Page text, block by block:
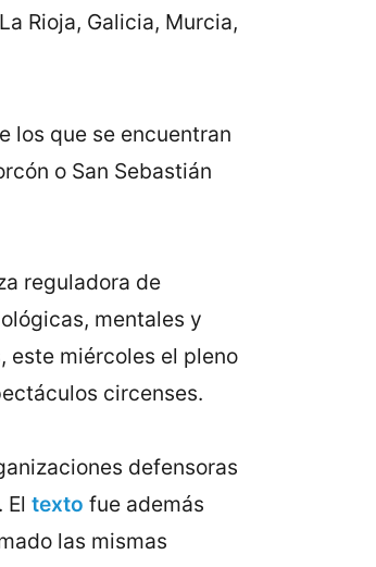
Rioja, Galicia, Murcia,
los que se encuentran
o San Sebastián
reguladora de
mentales y
este miércoles el pleno
circenses.
defensoras
texto fue además
las mismas